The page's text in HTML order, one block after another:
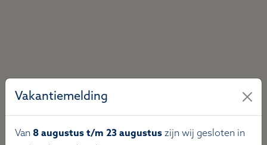
Vakantiemelding
Van 8 augustus t/m 23 augustus zijn wij gesloten in